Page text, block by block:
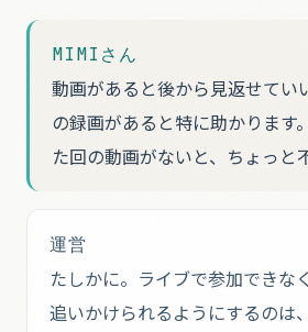
MIMIさん
動画があると後から見返せてい
の録画があると特に助かります
た回の動画がないと、ちょっと
運営
たしかに。ライブで参加できな
追いかけられるようにするのは